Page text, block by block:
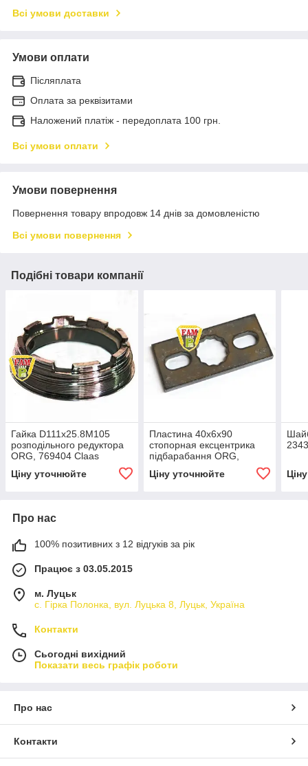
Всі умови доставки
Умови оплати
Післяплата
Оплата за реквізитами
Наложений платіж - передоплата 100 грн.
Всі умови оплати
Умови повернення
Повернення товару впродовж 14 днів за домовленістю
Всі умови повернення
Подібні товари компанії
Гайка D111х25.8М105
розподільного редуктора
ORG, 769404 Claas
Ціну уточнюйте
Пластина 40х6х90
стопорная ексцентрика
підбарабання ORG,
Ціну уточнюйте
Про нас
100% позитивних з 12 відгуків за рік
Працює з 03.05.2015
м. Луцьк
с. Гірка Полонка, вул. Луцька 8, Луцьк, Україна
Контакти
Сьогодні вихідний
Показати весь графік роботи
Про нас
Контакти